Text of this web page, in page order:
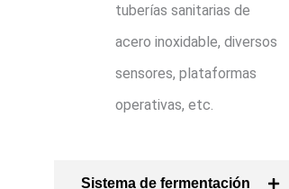
tuberías sanitarias de
acero inoxidable, diversos
sensores, plataformas
operativas, etc.
Sistema de fermentación